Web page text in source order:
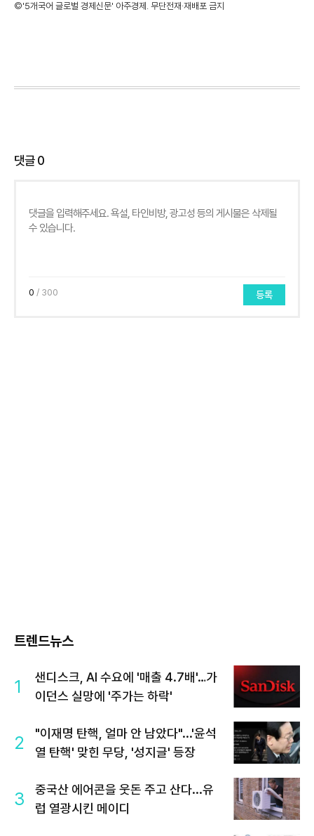
©'5개국어 글로벌 경제신문' 아주경제. 무단전재·재배포 금지
댓글0
0 / 300 등록
트렌드뉴스
1
샌디스크, AI 수요에 '매출 4.7배'…가
이던스 실망에 '주가는 하락'
2
"이재명 탄핵, 얼마 안 남았다"...'윤석
열 탄핵' 맞힌 무당, '성지글' 등장
3
중국산 에어콘을 웃돈 주고 산다...유
럽 열광시킨 메이디